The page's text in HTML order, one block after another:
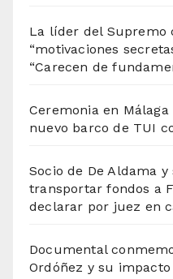
La líder del Supremo
“motivaciones
“Carecen de
Ceremonia en
nuevo barco de TUI
Socio de De Aldama y
transportar fondos a
declarar por juez en
Documental
Ordóñez y su